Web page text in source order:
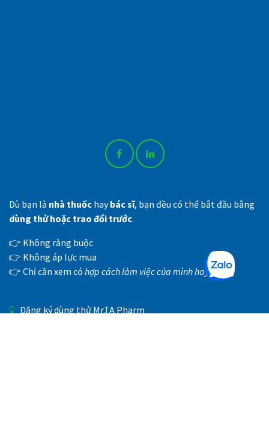
Dù bạn là nhà thuốc haybác sĩ, bạn đều có thể bắt đầu bằng
dùng thử hoặc trao đổi trước.
👉 Không ràng buộc
👉 Không áp lực mua
👉 Chỉ cần xem có hợp cách làm việc của mình hay không
Đăng ký dùng thử Mr.TA Pharm